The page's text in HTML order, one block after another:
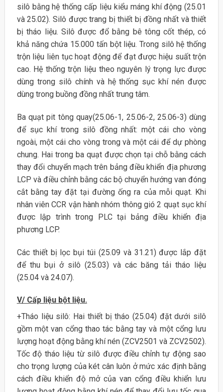
silô bằng hệ thống cấp liệu kiểu máng khí động (25.01
và 25.02). Silô được trang bị thiết bị đồng nhất và thiết
bị tháo liệu. Silô được đổ bằng bê tông cốt thép, có
khả năng chứa 15.000 tấn bột liệu. Trong silô hệ thống
trộn liệu liên tục hoạt động để đạt được hiệu suất trộn
cao. Hệ thống trộn liệu theo nguyên lý trọng lực được
dùng trong silô chính và hệ thống sục khí nén được
dùng trong buồng đồng nhất trung tâm.
Ba quạt pit tông quay(25.06-1, 25.06-2, 25.06-3) dùng
để sục khí trong silô đồng nhất: một cái cho vòng
ngoài, một cái cho vòng trong và một cái để dự phòng
chung. Hai trong ba quạt được chọn tại chỗ bằng cách
thay đổi chuyển mạch trên bảng điều khiển địa phương
LCP và điều chỉnh bằng các bộ chuyển hướng van đóng
cắt bằng tay đặt tại đường ống ra của mỗi quạt. Khi
nhân viên CCR vận hành nhóm thông gió 2 quạt sục khí
được lập trình trong PLC tại bảng điều khiển địa
phương LCP.
Các thiết bị lọc bụi túi (25.09 và 31.21) được lắp đặt
để thu bụi ở silô (25.03) và các băng tải tháo liệu
(25.04 và 24.07).
V/ Cấp liệu bột liệu.
+Tháo liệu silô: Hai thiết bị tháo (25.04) đặt dưới silô
gồm một van cổng thao tác bằng tay và một cổng lưu
lượng hoạt động bằng khí nén (ZCV2501 và ZCV2502).
Tốc độ tháo liệu từ silô được điều chỉnh tự động sao
cho trọng lượng của két cân luôn ở mức xác định bằng
cách điều khiển độ mở của van cổng điều khiển lưu